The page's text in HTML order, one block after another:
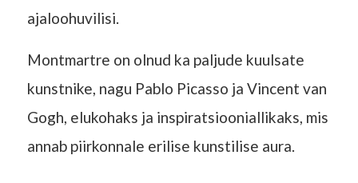
ajaloohuvilisi.
Montmartre on olnud ka paljude kuulsate
kunstnike, nagu Pablo Picasso ja Vincent van
Gogh, elukohaks ja inspiratsiooniallikaks, mis
annab piirkonnale erilise kunstilise aura.